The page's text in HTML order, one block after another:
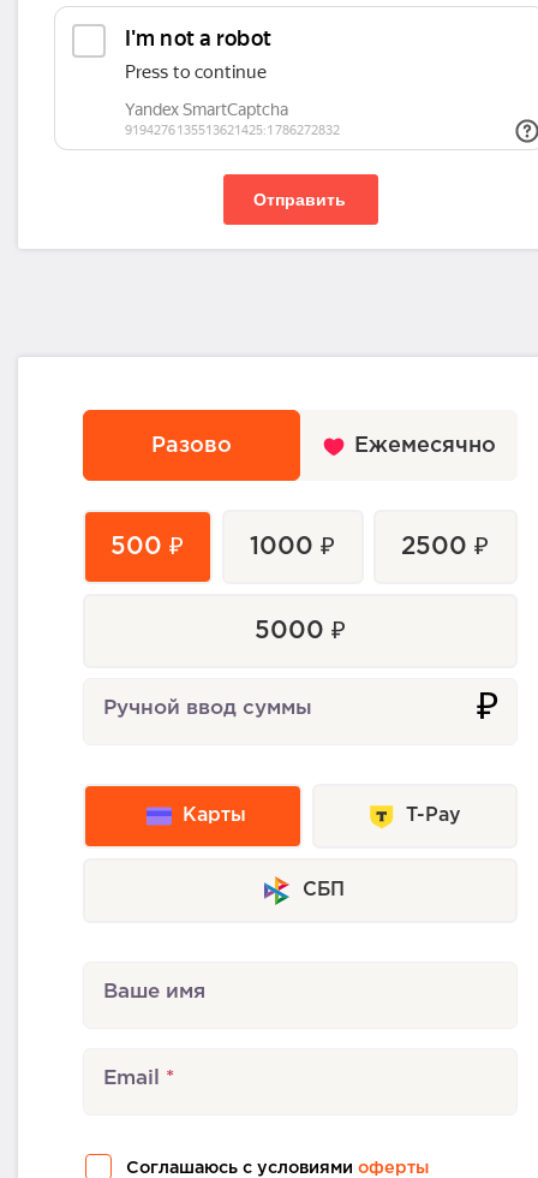
Отправить
Разово Ежемесячно
500 ₽ 1000 ₽ 2500 ₽
5000 ₽
Ручной ввод суммы ₽
Карты T-Pay
СБП
Ваше имя
Email
Соглашаюсь с условиями оферты